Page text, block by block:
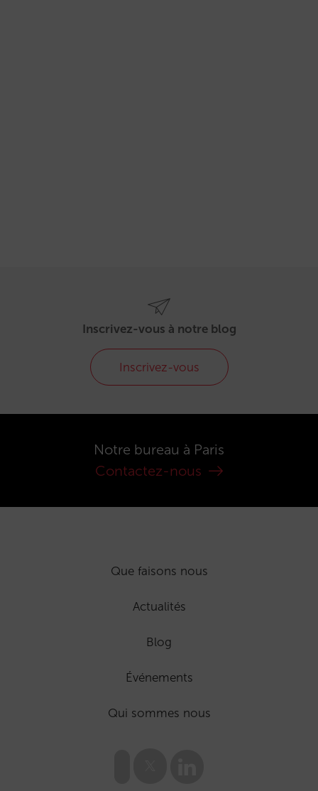
Inscrivez-vous à notre blog
Inscrivez-vous
Notre bureau à Paris
Contactez-nous
Que faisons nous
Actualités
Blog
Événements
Qui sommes nous